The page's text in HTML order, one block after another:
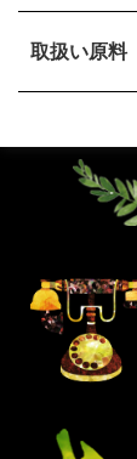
取扱い原料